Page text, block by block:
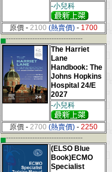
-小兒科
原價 - 2100 (熱賣價) - 1700
▄--------------------------------
The Harriet
Lane
Handbook: The
Johns Hopkins
Hospital 24/E
2027
-小兒科
原價 - 2700 (熱賣價) - 2250
▄--------------------------------
(ELSO Blue
Book)ECMO
Specialist